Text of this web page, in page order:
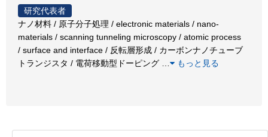
研究代表者
ナノ材料 / 原子分子処理 / electronic materials / nano-
materials / scanning tunneling microscopy / atomic process
/ surface and interface / 反転層形成 / カーボンナノチューブ
トランジスタ / 電荷移動型ドーピング
もっと見る